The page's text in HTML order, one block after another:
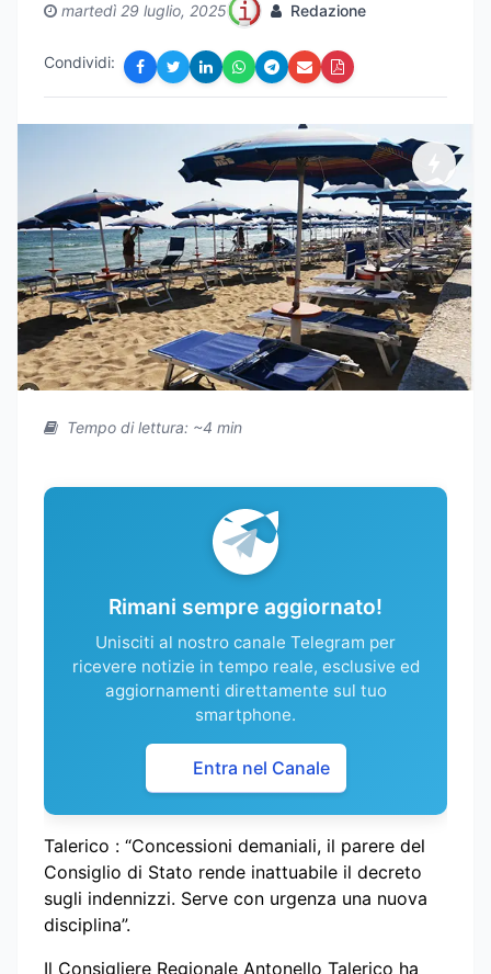
martedì 29 luglio, 2025 Redazione
Condividi:
Tempo di lettura: ~4 min
Rimani sempre aggiornato!
Unisciti al nostro canale Telegram per
ricevere notizie in tempo reale, esclusive ed
aggiornamenti direttamente sul tuo
smartphone.
Entra nel Canale
Talerico : “Concessioni demaniali, il parere del
Consiglio di Stato rende inattuabile il decreto
sugli indennizzi. Serve con urgenza una nuova
disciplina”.
Il Consigliere Regionale Antonello Talerico ha